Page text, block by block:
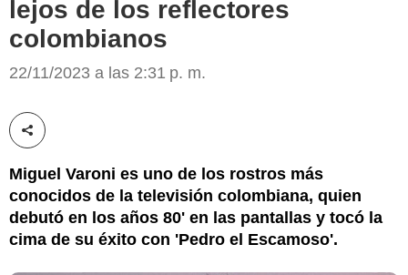
lejos de los reflectores
colombianos
22/11/2023 a las 2:31 p. m.
Compartir esta noticia
Miguel Varoni es uno de los rostros más
conocidos de la televisión colombiana, quien
debutó en los años 80' en las pantallas y tocó la
cima de su éxito con 'Pedro el Escamoso'.